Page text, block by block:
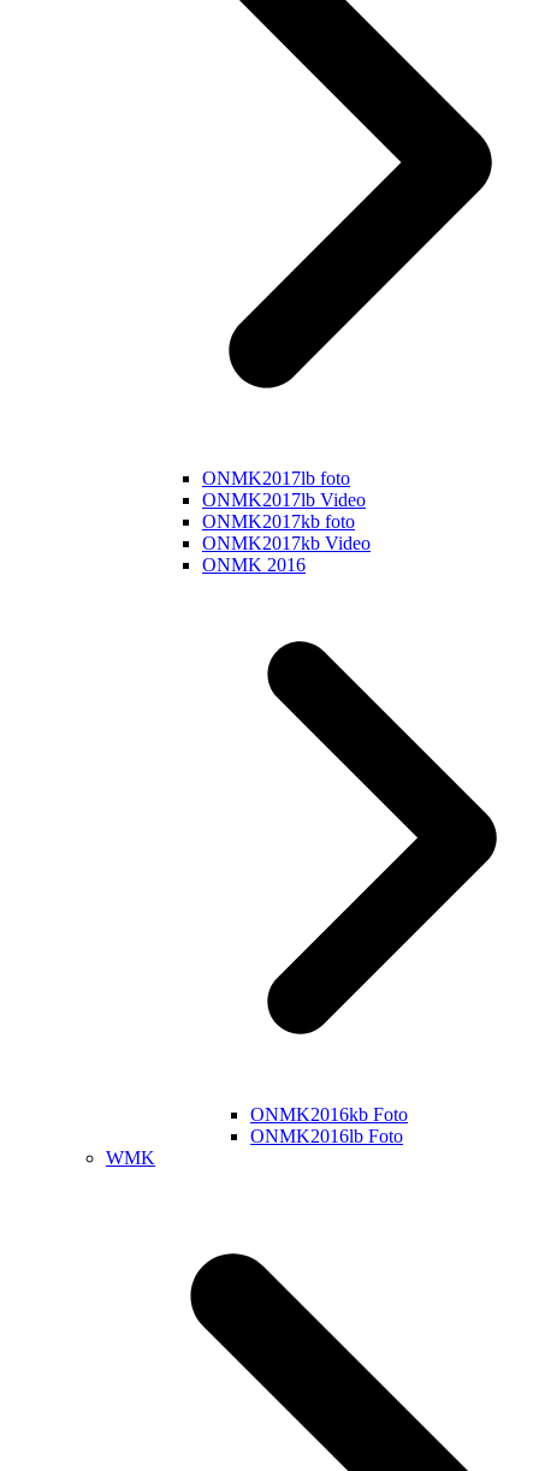
ONMK2017lb foto
ONMK2017lb Video
ONMK2017kb foto
ONMK2017kb Video
ONMK 2016
ONMK2016kb Foto
ONMK2016lb Foto
WMK